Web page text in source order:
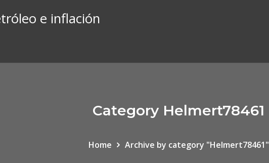
e inflación
Category Helmert78461
Home Archive by category "Helmert78461"